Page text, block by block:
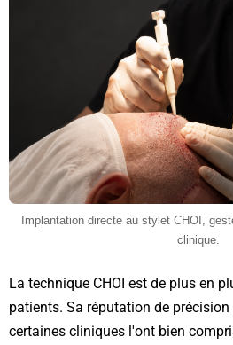
Implantation directe au stylet CHOI,
clinique.
La technique CHOI est de plus en
patients. Sa réputation de
certaines cliniques l'ont bien